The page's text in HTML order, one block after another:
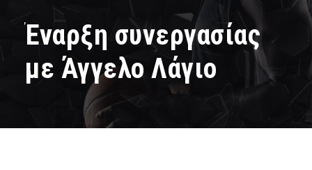
Έναρξη συνεργασίας
με Άγγελο Λάγιο